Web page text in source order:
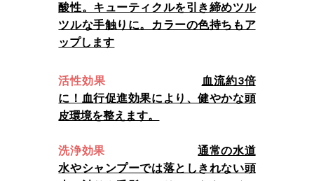
酸性。キューティクルを引き締めツル
ツルな手触りに。カラーの色持ちもア
ップします
活性効果
血流約3倍
に！血行促進効果により、健やかな頭
皮環境を整えます。
洗浄効果
通常の水道
水やシャンプーでは落としきれない頭